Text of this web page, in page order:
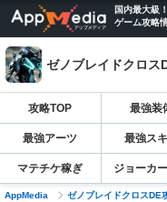
国内最大級！
ゲーム攻略
ゼノブレイドクロス
攻略TOP 最強装
最強アーツ 最強ス
マテチケ稼ぎ ジョーカ
AppMedia ゼノブレイドクロスDE